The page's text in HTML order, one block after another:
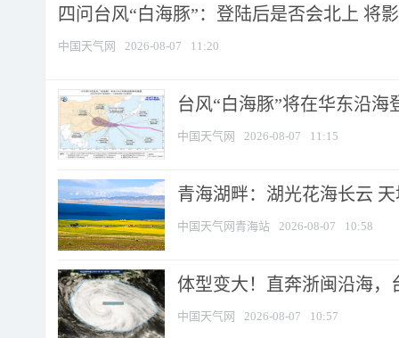
四问台风“白海豚”：登陆后是否会北上 将
中国天气网 2026-08-07 11:20
台风“白海豚”将在华东沿
中国天气网 2026-08-07 11:15
青海湖畔：湖光花海长云
中国天气网青海站 2026-08-07 10:58
体型变大！直奔浙闽沿海，
中国天气网 2026-08-07 10:57